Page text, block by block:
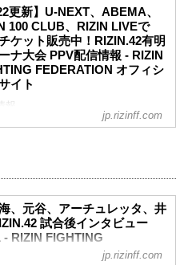
結果詳細
合／井上直樹 vs. フアン・アーチ
タ
MMAルール：5分 3R（61.0kg）
）井上直樹 vs. フアン・アーチュ
（WIN）
（0-3）
合／ホベルト・サトシ・ソウザ
更新】U-NEXT、ABEMA、
100 CLUB、RIZIN LIVEで
ケット販売中！RIZIN.42有明
ナ大会 PPV配信情報 - RIZIN
FEDERATION オフィシ
イト
報
リーナ - RIZIN FIGHTING
オフィシャルサイト
（土）有明アリーナにて開催され
のゲスト解説に「反逆のカリ
魔裟斗氏が登場することが決定し
氏は第10試合のブアカーオ・バン
jp.rizinff.com
、元谷、アーチュレッタ、井
試合後インタビュー
- RIZIN FIGHTING
オフィシャルサイト
jp.rizinff.com